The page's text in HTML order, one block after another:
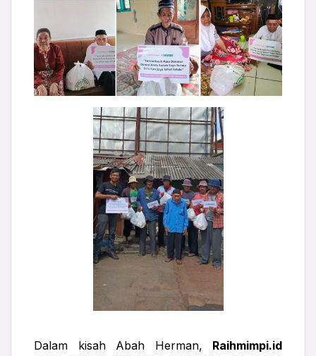
Dalam kisah Abah Herman, Raihmimpi.id